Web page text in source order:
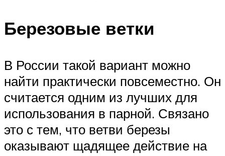
Березовые ветки
В России такой вариант можно
найти практически повсеместно. Он
считается одним из лучших для
использования в парной. Связано
это с тем, что ветви березы
оказывают щадящее действие на